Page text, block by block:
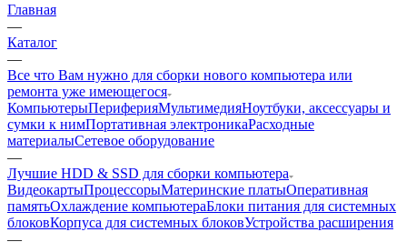
Главная
—
Каталог
—
Все что Вам нужно для сборки нового компьютера или
ремонта уже имеющегося
КомпьютерыПериферияМультимедияНоутбуки, аксессуары и
сумки к нимПортативная электроникаРасходные
материалыСетевое оборудование
—
Лучшие HDD & SSD для сборки компьютера
ВидеокартыПроцессорыМатеринские платыОперативная
памятьОхлаждение компьютераБлоки питания для системных
блоковКорпуса для системных блоковУстройства расширения
—